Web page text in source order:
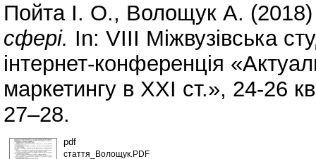
Пойта І. О., Волощук А.
сфері. In: VIІІ Міжвузівська
інтернет-конференція
маркетингу в ХХІ ст.», 24-26
27–28.
pdf
стаття_Волощук.PDF